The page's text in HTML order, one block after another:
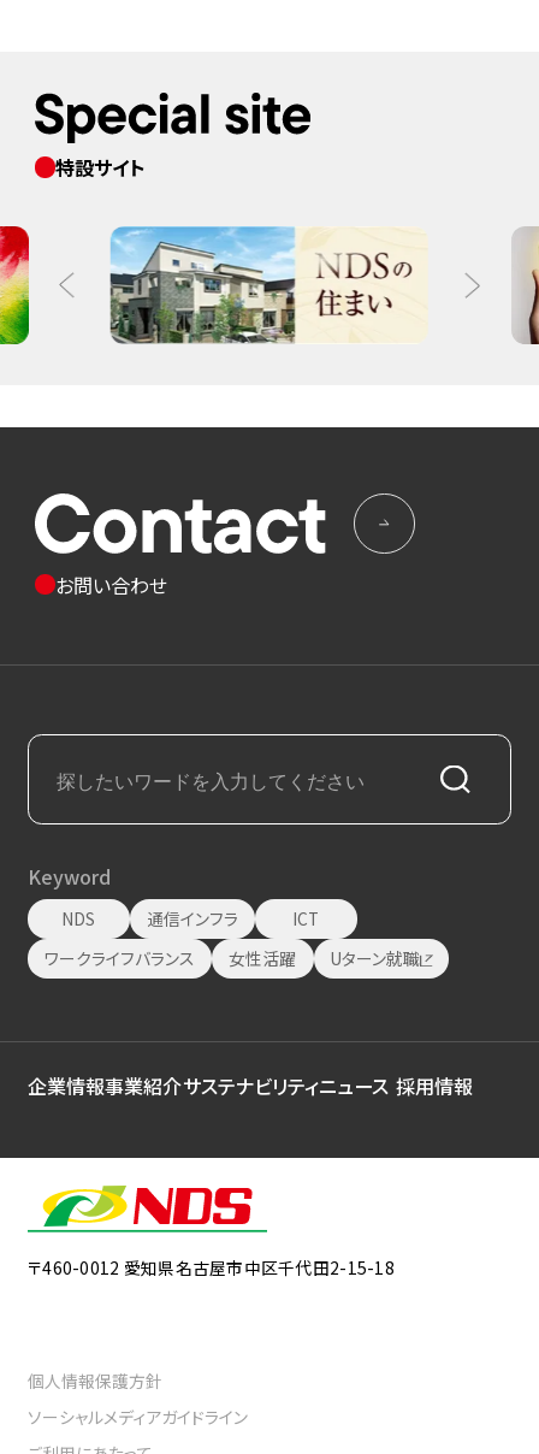
特設サイト
お問い合わせ
Keyword
NDS 通信インフラ
ICT
ワークライフバランス
女性活躍 Uターン就職
企業情報事業紹介サステナビリティニュース 採用情報
〒460-0012 愛知県名古屋市中区千代田2-15-18
個人情報保護方針
ソーシャルメディアガイドライン